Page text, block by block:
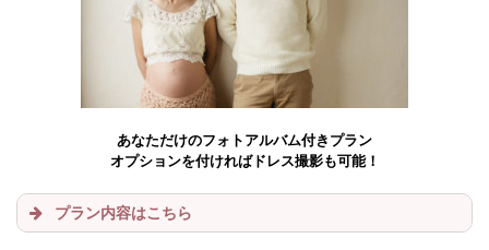
あなただけのフォトアルバム付きプラン
オプションを付ければドレス撮影も可能！
プラン内容はこちら